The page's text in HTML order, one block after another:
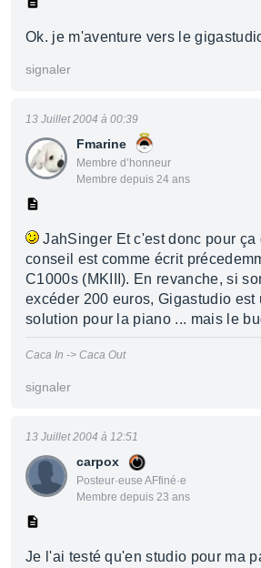
Ok. je m'aventure vers le
signaler
Fmarine
Membre d’honneur
Membre depuis 24 ans
13 Juillet 2004 à 00:39
JahSinger Et c'est donc pour ça
conseil est comme écrit
C1000s (MKIII). En revanche, si
excéder 200 euros, Gigastudio est
solution pour la piano ... mais le
Caca In -> Caca Out
signaler
carpox
Posteur·euse AFfiné·e
Membre depuis 23 ans
13 Juillet 2004 à 12:51
Je l'ai testé qu'en studio pour ma